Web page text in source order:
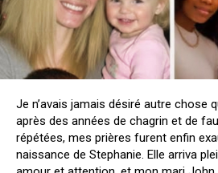
Je n’avais jamais désiré autre chose
après des années de chagrin et de
répétées, mes prières furent enfin
naissance de Stephanie. Elle arriva